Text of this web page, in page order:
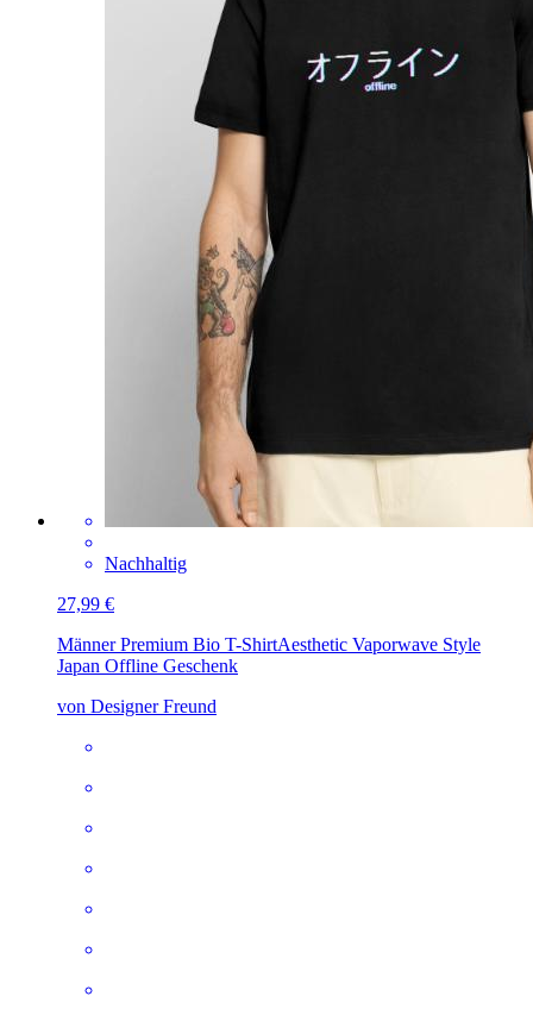
Nachhaltig
27,99 €
Männer Premium Bio T-ShirtAesthetic Vaporwave Style
Japan Offline Geschenk
von Designer Freund